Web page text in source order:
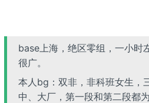
base上海，绝区零组，一小时
很广。
本人bg：双非，非科班女生，
中、大厂，第一段和第二段都